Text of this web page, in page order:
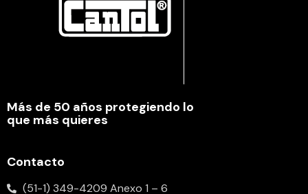
Más de 50 años protegiendo lo
que más quieres
Contacto
(51-1) 349-4209 Anexo 1 – 6